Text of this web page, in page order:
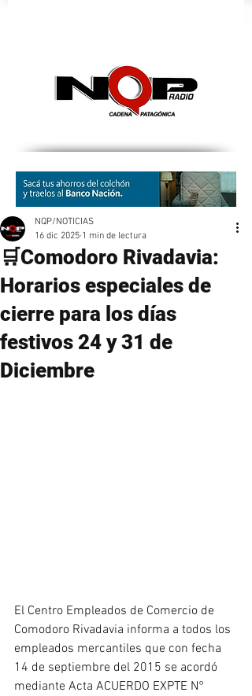
🛒Comodoro Rivadavia:
Horarios especiales de
cierre para los días
festivos 24 y 31 de
Diciembre
NQP/NOTICIAS
16 dic 2025 1 min de lectura
El Centro Empleados de Comercio de
Comodoro Rivadavia informa a todos los
empleados mercantiles que con fecha
14 de septiembre del 2015 se acordó
mediante Acta ACUERDO EXPTE N°